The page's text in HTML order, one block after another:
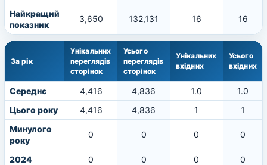
Найкращий
показник
3,650 132,131 16 16
За рік
Унікальних
переглядів
сторінок
Усього
переглядів
сторінок
Унікальних
вхідних
Усього
вхідних
Середнє 4,416 4,836 1.0
1.0
Цього року
4,416 4,836 1
1
Минулого
року
0 0 0 0
2024 0 0 0
0